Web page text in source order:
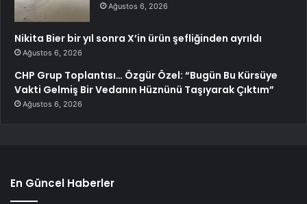
Ağustos 6, 2026
Nikita Bier bir yıl sonra X’in ürün şefliğinden ayrıldı
Ağustos 6, 2026
CHP Grup Toplantısı… Özgür Özel: “Bugün Bu Kürsüye
Vakti Gelmiş Bir Vedanın Hüznünü Taşıyarak Çıktım”
Ağustos 6, 2026
En Güncel Haberler